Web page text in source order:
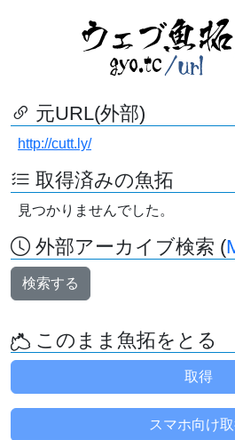
元URL(外部)
http://cutt.ly/
取得済みの魚拓
見つかりませんでした。
外部アーカイブ検索 (
検索する
このまま魚拓をとる